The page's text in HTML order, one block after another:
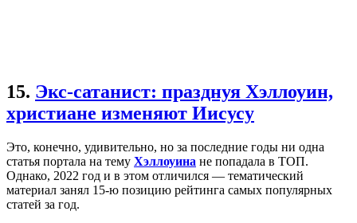
15. Экс-сатанист: празднуя Хэллоуин,
христиане изменяют Иисусу
Это, конечно, удивительно, но за последние годы ни одна
статья портала на тему Хэллоуина не попадала в ТОП.
Однако, 2022 год и в этом отличился — тематический
материал занял 15-ю позицию рейтинга самых популярных
статей за год.